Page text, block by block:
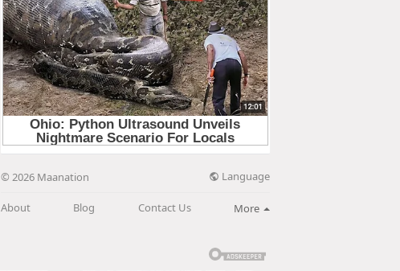
© 2026 Maanation Language
About Blog Contact Us More